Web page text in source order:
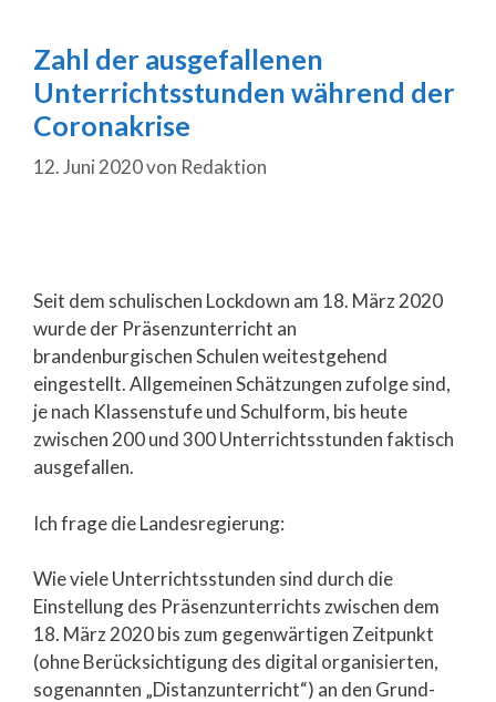
Zahl der ausgefallenen
Unterrichtsstunden während der
Coronakrise
12. Juni 2020von Redaktion
Seit dem schulischen Lockdown am 18. März 2020
wurde der Präsenzunterricht an
brandenburgischen Schulen weitestgehend
eingestellt. Allgemeinen Schätzungen zufolge sind,
je nach Klassenstufe und Schulform, bis heute
zwischen 200 und 300 Unterrichtsstunden faktisch
ausgefallen.
Ich frage die Landesregierung:
Wie viele Unterrichtsstunden sind durch die
Einstellung des Präsenzunterrichts zwischen dem
18. März 2020 bis zum gegenwärtigen Zeitpunkt
(ohne Berücksichtigung des digital organisierten,
sogenannten „Distanzunterricht“) an den Grund-